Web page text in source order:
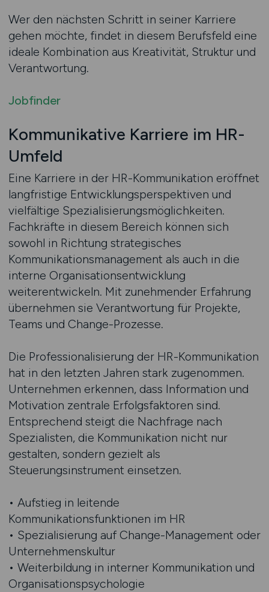
Wer den nächsten Schritt in seiner Karriere
gehen möchte, findet in diesem Berufsfeld eine
ideale Kombination aus Kreativität, Struktur und
Verantwortung.
Jobfinder
Kommunikative Karriere im HR-
Umfeld
Eine Karriere in der HR-Kommunikation eröffnet
langfristige Entwicklungsperspektiven und
vielfältige Spezialisierungsmöglichkeiten.
Fachkräfte in diesem Bereich können sich
sowohl in Richtung strategisches
Kommunikationsmanagement als auch in die
interne Organisationsentwicklung
weiterentwickeln. Mit zunehmender Erfahrung
übernehmen sie Verantwortung für Projekte,
Teams und Change-Prozesse.
Die Professionalisierung der HR-Kommunikation
hat in den letzten Jahren stark zugenommen.
Unternehmen erkennen, dass Information und
Motivation zentrale Erfolgsfaktoren sind.
Entsprechend steigt die Nachfrage nach
Spezialisten, die Kommunikation nicht nur
gestalten, sondern gezielt als
Steuerungsinstrument einsetzen.
• Aufstieg in leitende
Kommunikationsfunktionen im HR
• Spezialisierung auf Change-Management oder
Unternehmenskultur
• Weiterbildung in interner Kommunikation und
Organisationspsychologie